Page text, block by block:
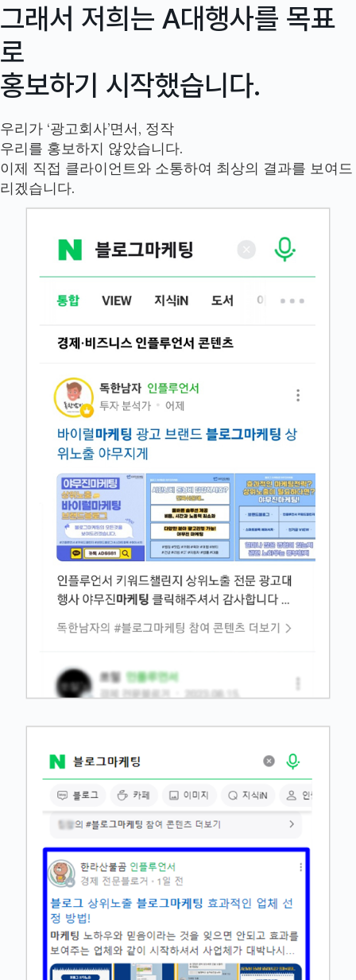
그래서 저희는 A대행사를 목표
로
홍보하기 시작했습니다.
우리가 ‘광고회사’면서, 정작
우리를 홍보하지 않았습니다.
이제 직접 클라이언트와 소통하여 최상의 결과를 보여드
리겠습니다.